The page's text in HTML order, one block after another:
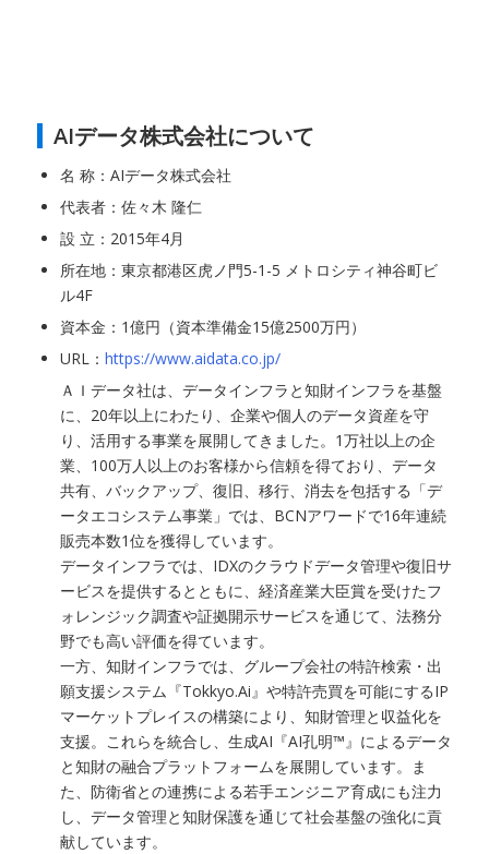
AIデータ株式会社について
名 称：AIデータ株式会社
代表者：佐々木 隆仁
設 立：2015年4月
所在地：東京都港区虎ノ門5-1-5 メトロシティ神谷町ビ
ル4F
資本金：1億円（資本準備金15億2500万円）
URL： https://www.aidata.co.jp/
ＡＩデータ社は、データインフラと知財インフラを基盤
に、20年以上にわたり、企業や個人のデータ資産を守
り、活用する事業を展開してきました。1万社以上の企
業、100万人以上のお客様から信頼を得ており、データ
共有、バックアップ、復旧、移行、消去を包括する「デ
ータエコシステム事業」では、BCNアワードで16年連続
販売本数1位を獲得しています。
データインフラでは、IDXのクラウドデータ管理や復旧サ
ービスを提供するとともに、経済産業大臣賞を受けたフ
ォレンジック調査や証拠開示サービスを通じて、法務分
野でも高い評価を得ています。
一方、知財インフラでは、グループ会社の特許検索・出
願支援システム『Tokkyo.Ai』や特許売買を可能にするIP
マーケットプレイスの構築により、知財管理と収益化を
支援。これらを統合し、生成AI『AI孔明™』によるデータ
と知財の融合プラットフォームを展開しています。ま
た、防衛省との連携による若手エンジニア育成にも注力
し、データ管理と知財保護を通じて社会基盤の強化に貢
献しています。